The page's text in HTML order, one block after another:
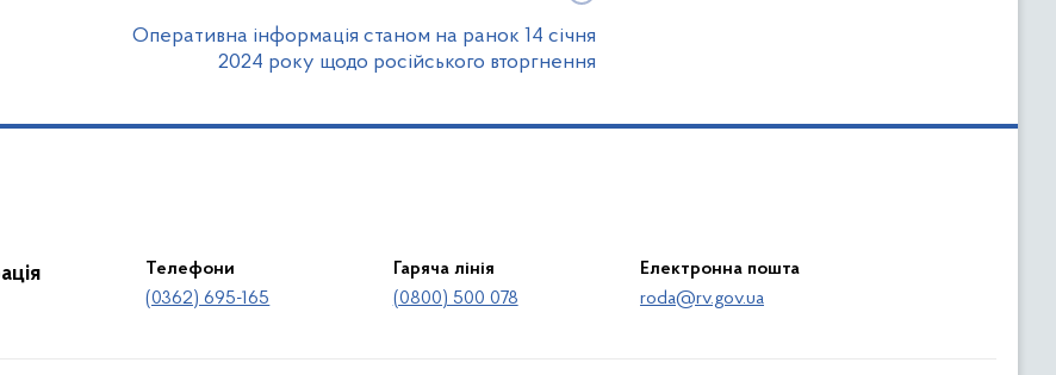
Оперативна інформація станом на ранок 14 січня
2024 року щодо російського вторгнення
Телефони
(0362) 695-165
Гаряча лінія
(0800) 500 078
Електронна пошта
roda@rv.gov.ua